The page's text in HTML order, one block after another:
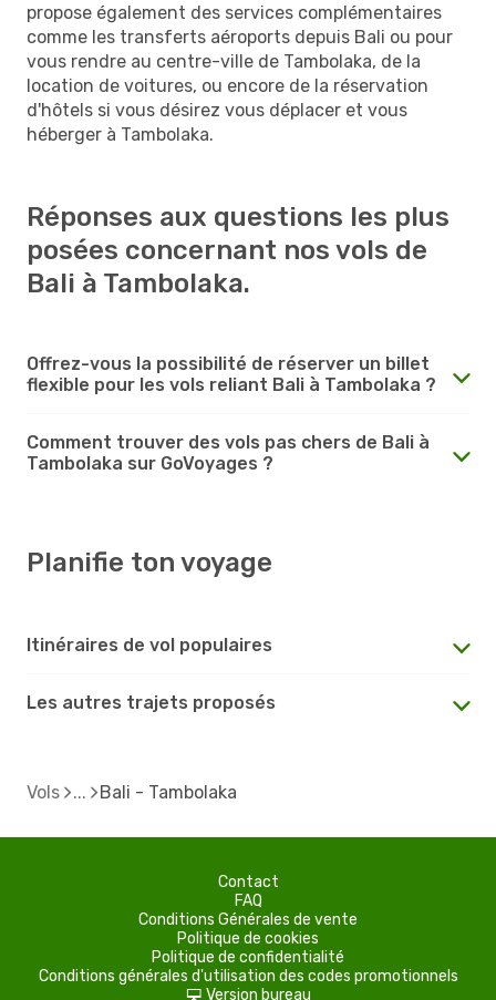
propose également des services complémentaires
comme les transferts aéroports depuis Bali ou pour
vous rendre au centre-ville de Tambolaka, de la
location de voitures, ou encore de la réservation
d'hôtels si vous désirez vous déplacer et vous
héberger à Tambolaka.
Réponses aux questions les plus
posées concernant nos vols de
Bali à Tambolaka.
Offrez-vous la possibilité de réserver un billet
flexible pour les vols reliant Bali à Tambolaka ?
Comment trouver des vols pas chers de Bali à
Tambolaka sur GoVoyages ?
Planifie ton voyage
Itinéraires de vol populaires
Les autres trajets proposés
Vols Bali - Tambolaka
Contact
FAQ
Conditions Générales de vente
Politique de cookies
Politique de confidentialité
Conditions générales d'utilisation des codes promotionnels
d Version bureau